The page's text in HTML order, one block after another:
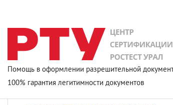
Помощь в оформлении разрешительной
100% гарантия легитимности документов